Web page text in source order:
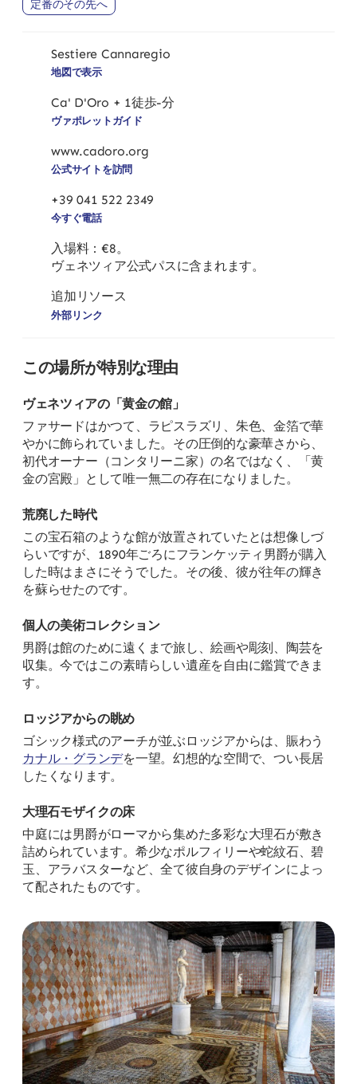
定番のその先へ
Sestiere Cannaregio
地図で表示
Ca' D'Oro + 1徒歩-分
ヴァポレットガイド
www.cadoro.org
公式サイトを訪問
+39 041 522 2349
今すぐ電話
入場料：€8。
ヴェネツィア公式パスに含まれます。
追加リソース
外部リンク
この場所が特別な理由
ヴェネツィアの「黄金の館」
ファサードはかつて、ラピスラズリ、朱色、金箔で華
やかに飾られていました。その圧倒的な豪華さから、
初代オーナー（コンタリーニ家）の名ではなく、「黄
金の宮殿」として唯一無二の存在になりました。
荒廃した時代
この宝石箱のような館が放置されていたとは想像しづ
らいですが、1890年ごろにフランケッティ男爵が購入
した時はまさにそうでした。その後、彼が往年の輝き
を蘇らせたのです。
個人の美術コレクション
男爵は館のために遠くまで旅し、絵画や彫刻、陶芸を
収集。今ではこの素晴らしい遺産を自由に鑑賞できま
す。
ロッジアからの眺め
ゴシック様式のアーチが並ぶロッジアからは、賑わう
カナル・グランデを一望。幻想的な空間で、つい長居
したくなります。
大理石モザイクの床
中庭には男爵がローマから集めた多彩な大理石が敷き
詰められています。希少なポルフィリーや蛇紋石、碧
玉、アラバスターなど、全て彼自身のデザインによっ
て配されたものです。